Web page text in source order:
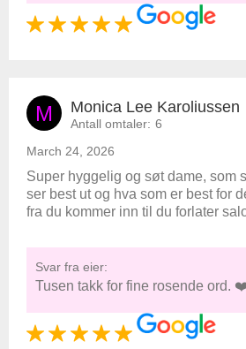
M Monica Lee Karoliussen
Antall omtaler: 6
March 24, 2026
Super hyggelig og søt dame, som
ser best ut og hva som er best for
fra du kommer inn til du forlater
Svar fra eier:
Tusen takk for fine rosende ord.